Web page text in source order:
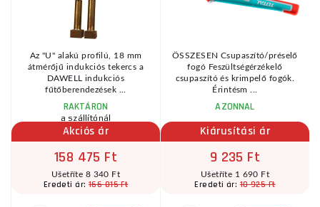
Az "U" alakú profilú, 18 mm
átmérőjű indukciós tekercs a
DAWELL indukciós
fűtőberendezések ...
RAKTÁRON
a szállítónál
Akciós ár
158 475 Ft
Ušetříte 8 340 Ft
Eredeti ár: 166 815 Ft
ÖSSZESEN Csupaszító/préselő
fogó Feszültségérzékelő
csupaszító és krimpelő fogók.
Érintésm ...
AZONNAL
Kiárusítási ár
9 235 Ft
Ušetříte 1 690 Ft
Eredeti ár:10 925 Ft